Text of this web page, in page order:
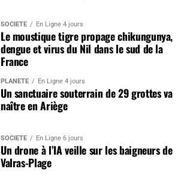
SOCIÉTÉ En Ligne 4 jours
Le moustique tigre propage chikungunya,
dengue et virus du Nil dans le sud de la
France
PLANÈTE En Ligne 4 jours
Un sanctuaire souterrain de 29 grottes va
naître en Ariège
SOCIÉTÉ En Ligne 6 jours
Un drone à l’IA veille sur les baigneurs de
Valras-Plage